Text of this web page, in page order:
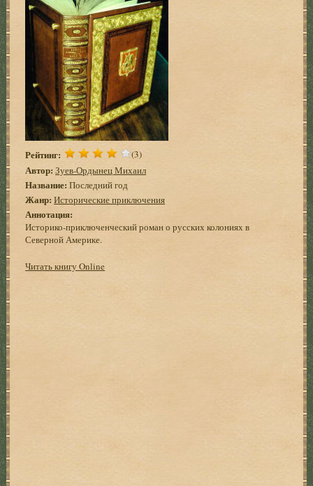
Рейтинг: (3)
Автор: Зуев-Ордынец Михаил
Название: Последний год
Жанр: Исторические приключения
Аннотация:
Историко-приключенческий роман о русских колониях в
Северной Америке.
Читать книгу Online